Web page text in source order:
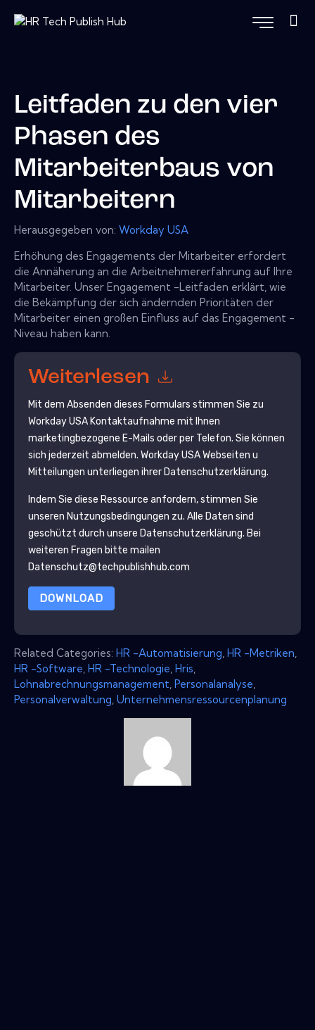
Leitfaden zu den vier
Phasen des
Mitarbeiterbaus von
Mitarbeitern
Herausgegeben von: Workday USA
Erhöhung des Engagements der Mitarbeiter erfordert
die Annäherung an die Arbeitnehmererfahrung auf Ihre
Mitarbeiter. Unser Engagement -Leitfaden erklärt, wie
die Bekämpfung der sich ändernden Prioritäten der
Mitarbeiter einen großen Einfluss auf das Engagement -
Niveau haben kann.
Weiterlesen
Mit dem Absenden dieses Formulars stimmen Sie zu
Workday USAKontaktaufnahme mit Ihnen
marketingbezogene E-Mails oder per Telefon. Sie können
sich jederzeit abmelden. Workday USAWebseiten u
Mitteilungen unterliegen ihrer Datenschutzerklärung.
Indem Sie diese Ressource anfordern, stimmen Sie
unseren Nutzungsbedingungen zu. Alle Daten sind
geschützt durch unsere Datenschutzerklärung. Bei
weiteren Fragen bitte mailen
Datenschutz@techpublishhub.com
DOWNLOAD
Related Categories: HR -Automatisierung HR -Metriken
HR -Software HR -Technologie Hris
Lohnabrechnungsmanagement Personalanalyse
Personalverwaltung Unternehmensressourcenplanung